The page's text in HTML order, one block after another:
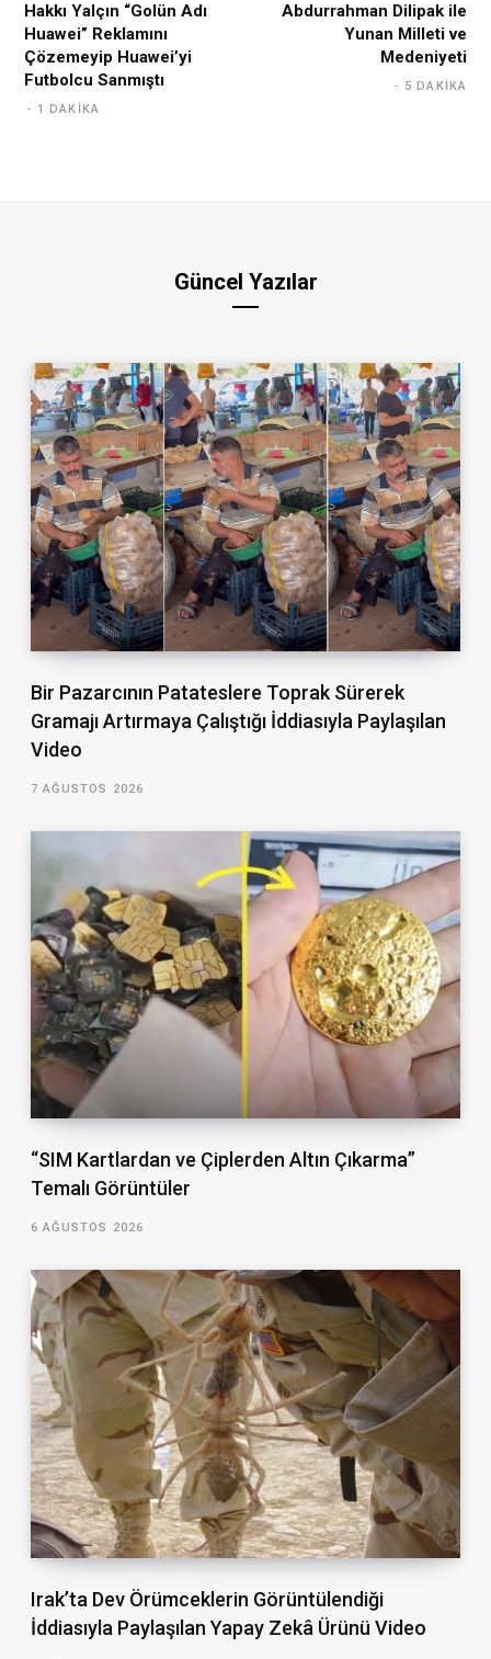
Hakkı Yalçın “Golün Adı
Huawei” Reklamını
Çözemeyip Huawei’yi
Futbolcu Sanmıştı
1 DAKIKA
Abdurrahman Dilipak ile
Yunan Milleti ve
Medeniyeti
5 DAKIKA
Güncel Yazılar
Bir Pazarcının Patateslere Toprak Sürerek
Gramajı Artırmaya Çalıştığı İddiasıyla Paylaşılan
Video
7 AĞUSTOS 2026
“SIM Kartlardan ve Çiplerden Altın Çıkarma”
Temalı Görüntüler
6 AĞUSTOS 2026
Irak’ta Dev Örümceklerin Görüntülendiği
İddiasıyla Paylaşılan Yapay Zekâ Ürünü Video